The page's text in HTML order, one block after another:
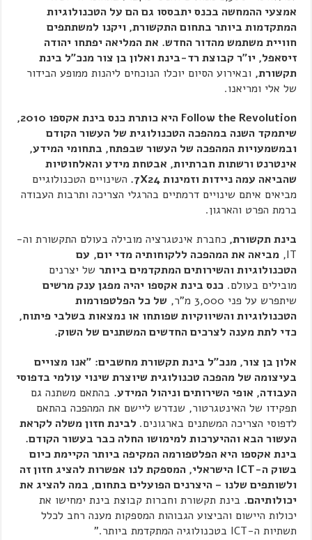
אמצעי ההמחשה בכנס יתבססו גם הם על הטכנולוגיות
המתקדמות ביותר בתחום התקשורת, ויקנו למשתתפים
חוויית משתמש מהדור החדש. את המליאה יפתחו יהודה
זיסאפל, יו"ר קבוצת רד-בינת ואלון בן צור מנכ"ל בינת
תקשורת, ובאירוע הסיום יוכלו הנוכחים ליהנות ממופע הבידור
של אלי ומריאנו.
Follow the Revolution היא כותרת כנס בינת אקספו 2010,
שיתמקד השנה במהפכה הטכנולוגית של העשור הקודם
ובמשמעויות המהפכה של העשור שבפתח, בתחומי המידע,
אינטרנט ורשתות חברתיות, אבטחת מידע והאלחוטיות
שהביאה עמה ניידות וזמינות 7
X24.
השינויים הטכנולוגיים
מביאים איתם שינויים דרמתיים בהרגלי הצריכה ותרבות העבודה
ברמת הפרט והארגון.
בינת תקשורת, כחברת אינטגרציה מובילה בעולם התקשורת וה-
IT, מביאה את המהפכה ללקוחותיה מדי יום, עם
הטכנולוגיות והשירותים המתקדמים ביותר של יצרנים
מובילים בעולם.כנס בינת אקספו יהיה מפגן ענק מרשים
שיתפרש על פני 3,000 מ"ר,
של כל הפלטפורמות
הטכנולוגיות והשיווקיות שפותחו או נמצאות בשלבי פיתוח,
כדי לתת מענה לצרכים החדשים המשתנים של השוק.
אלון בן צור, מנכ"ל בינת תקשורת מחשבים: "אנו מצויים
בעיצומה של מהפכה טכנולוגית שיוצרת שינוי עולמי בדפוסי
העבודה, אופי השירותים וניהול המידע. בהתאם משתנה גם
תפקידו של האינטגרטור, שנדרש ליישם את המהפכה בהתאם
לדפוסי הצריכה המשתנים בארגונים. לבינת חזון משלה לקראת
העשור הבא וההיערכות למימושו החלה כבר בעשור הקודם.
בינת אקספו היא הפלטפורמה המקיפה ביותר הקיימת כיום
בשוק ה-ICT הישראלי, המספקת לנו אפשרות להציג חזון זה
ולשותפים שלנו – היצרנים הפועלים בתחום, במה להציג את
יכולותיהם. בינת תקשורת וחברות קבוצת בינת ימחישו את
יכולות היישום והביצוע הגבוהות המספקות מענה רחב לכלל
תשתיות ה-ICT בטכנולוגיה המתקדמת ביותר."